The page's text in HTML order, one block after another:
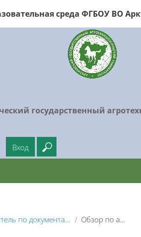
среда ФГБОУ ВО
государственный
Введите ваш поисковый
Вход
Пособие- путеводитель по документации Moodle 2.5. Обзор по алфавиту